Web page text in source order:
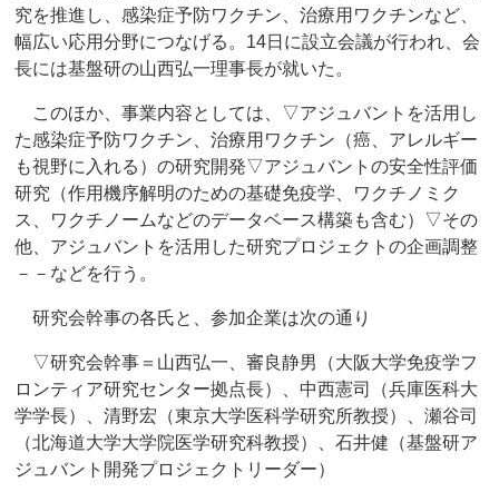
究を推進し、感染症予防ワクチン、治療用ワクチンなど、
幅広い応用分野につなげる。14日に設立会議が行われ、会
長には基盤研の山西弘一理事長が就いた。
このほか、事業内容としては、▽アジュバントを活用し
た感染症予防ワクチン、治療用ワクチン（癌、アレルギー
も視野に入れる）の研究開発▽アジュバントの安全性評価
研究（作用機序解明のための基礎免疫学、ワクチノミク
ス、ワクチノームなどのデータベース構築も含む）▽その
他、アジュバントを活用した研究プロジェクトの企画調整
－－などを行う。
研究会幹事の各氏と、参加企業は次の通り
▽研究会幹事＝山西弘一、審良静男（大阪大学免疫学フ
ロンティア研究センター拠点長）、中西憲司（兵庫医科大
学学長）、清野宏（東京大学医科学研究所教授）、瀬谷司
（北海道大学大学院医学研究科教授）、石井健（基盤研ア
ジュバント開発プロジェクトリーダー）